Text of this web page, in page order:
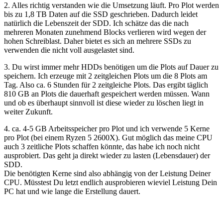
2. Alles richtig verstanden wie die Umsetzung läuft. Pro Plot werden
bis zu 1,8 TB Daten auf die SSD geschrieben. Dadurch leidet
natürlich die Lebenszeit der SDD. Ich schätze das die nach
mehreren Monaten zunehmend Blocks verlieren wird wegen der
hohen Schreiblast. Daher bietet es sich an mehrere SSDs zu
verwenden die nicht voll ausgelastet sind.
3. Du wirst immer mehr HDDs benötigen um die Plots auf Dauer zu
speichern. Ich erzeuge mit 2 zeitgleichen Plots um die 8 Plots am
Tag. Also ca. 6 Stunden für 2 zeitgleiche Plots. Das ergibt täglich
810 GB an Plots die dauerhaft gespeichert werden müssen. Wann
und ob es überhaupt sinnvoll ist diese wieder zu löschen liegt in
weiter Zukunft.
4. ca. 4-5 GB Arbeitsspeicher pro Plot und ich verwende 5 Kerne
pro Plot (bei einem Ryzen 5 2600X). Gut möglich das meine CPU
auch 3 zeitliche Plots schaffen könnte, das habe ich noch nicht
ausprobiert. Das geht ja direkt wieder zu lasten (Lebensdauer) der
SDD.
Die benötigten Kerne sind also abhängig von der Leistung Deiner
CPU. Müsstest Du letzt endlich ausprobieren wieviel Leistung Dein
PC hat und wie lange die Erstellung dauert.